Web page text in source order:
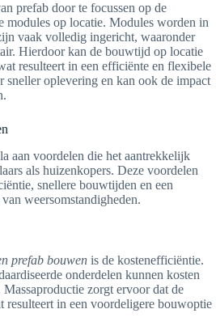
prefab door te focussen op de
modules op locatie. Modules worden in
vaak volledig ingericht, waaronder
Hierdoor kan de bouwtijd op locatie
resulteert in een efficiënte en flexibele
oplevering en kan ook de impact
aan voordelen die het aantrekkelijk
als huizenkopers. Deze voordelen
snellere bouwtijden en een
weersomstandigheden.
prefab bouwen is de kostenefficiëntie.
onderdelen kunnen kosten
zorgt ervoor dat de
resulteert in een voordeligere bouwoptie